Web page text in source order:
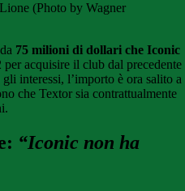
(Photo by Wagner
75 milioni di dollari che Iconic
per acquisire il club dal precedente
interessi, l’importo è ora salito a
che Textor sia contrattualmente
“Iconic non ha